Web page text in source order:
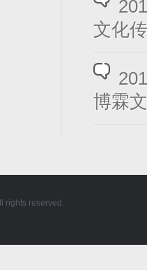
文化
博霖
rights reserved.